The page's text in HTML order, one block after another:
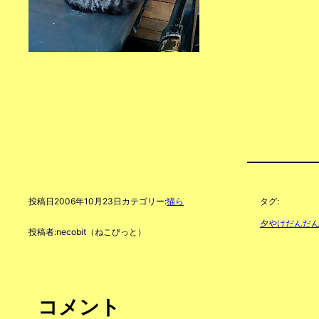
投稿日 2006年10月23日 カテゴリー:猫ら
投稿者:necobit（ねこびっと）
タグ:
夕やけだんだん
コメント